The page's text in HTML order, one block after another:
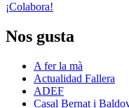
¡Colabora!
Nos gusta
A fer la mà
Actualidad Fallera
ADEF
Casal Bernat i